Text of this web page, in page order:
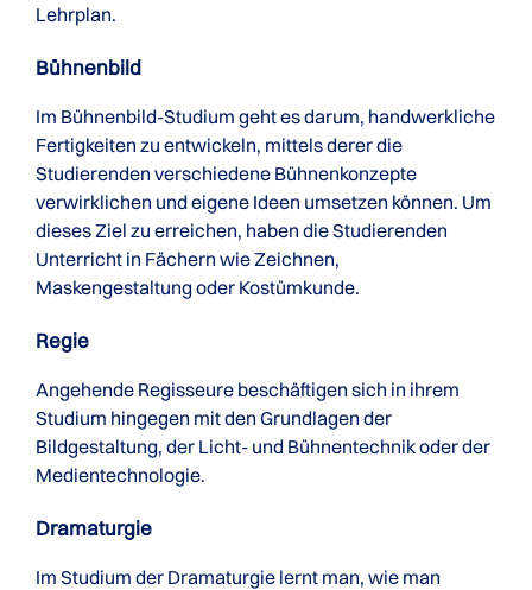
Lehrplan.
Bühnenbild
Im Bühnenbild-Studium geht es darum, handwerkliche
Fertigkeiten zu entwickeln, mittels derer die
Studierenden verschiedene Bühnenkonzepte
verwirklichen und eigene Ideen umsetzen können. Um
dieses Ziel zu erreichen, haben die Studierenden
Unterricht in Fächern wie Zeichnen,
Maskengestaltung oder Kostümkunde.
Regie
Angehende Regisseure beschäftigen sich in ihrem
Studium hingegen mit den Grundlagen der
Bildgestaltung, der Licht- und Bühnentechnik oder der
Medientechnologie.
Dramaturgie
Im Studium der Dramaturgie lernt man, wie man